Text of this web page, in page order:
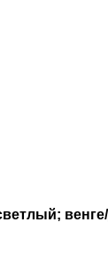
;